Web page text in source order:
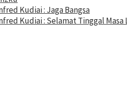
Kudiai : Jaga Bangsa
Kudiai : Selamat Tinggal Masa